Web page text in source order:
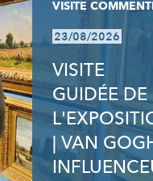
VISITE
23/08/2026
VISITE
GUIDÉE DE
| VAN